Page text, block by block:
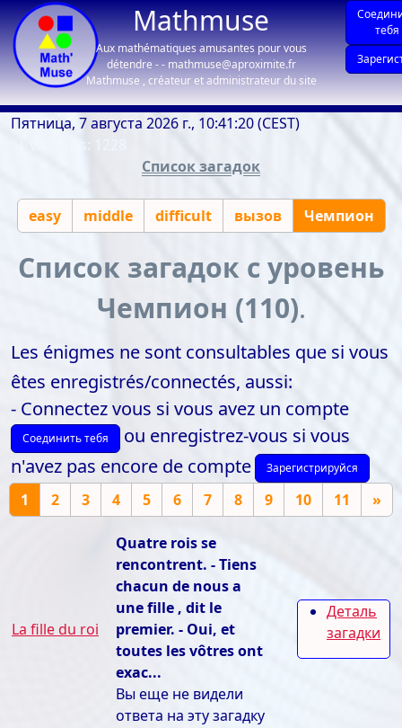
Mathmuse
Aux mathématiques amusantes pour vous
détendre - - mathmuse@aproximite.fr
Mathmuse , créateur et administrateur du site
тебя
Пятница, 7 августа 2026 г., 10:41:20 (CEST)
Список загадок
easy middle difficult вызов Чемпион
Список загадок с уровень
Чемпион (110).
Les énigmes ne sont consultables que si vous
êtes enregistrés/connectés, aussi:
- Connectez vous si vous avez un compte
Соединить тебя
ou enregistrez-vous si vous
n'avez pas encore de compte
Зарегистрируйся
1 2 3 4 5 6 7 8 9 10 11 »
La fille du roi
Quatre rois se
rencontrent. - Tiens
chacun de nous a
une fille , dit le
premier. - Oui, et
toutes les vôtres ont
exac...
Вы еще не видели
ответа на эту загадку
Деталь
загадки